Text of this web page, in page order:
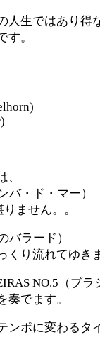
人生ではあり得
す。
バ・ド・マー）
ません。。
バラード）
り流れてゆき
NO.5（ブラ
奏でます。
ンポに変わるタ